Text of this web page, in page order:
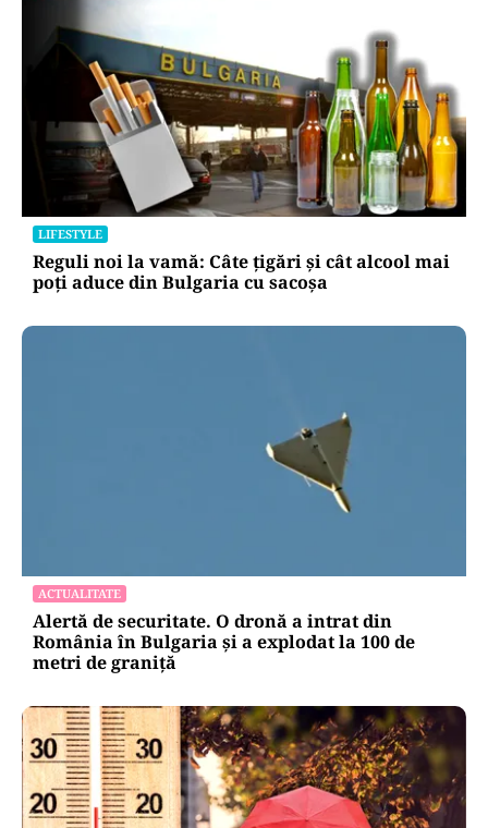
LIFESTYLE
Reguli noi la vamă: Câte țigări și cât alcool mai
poți aduce din Bulgaria cu sacoșa
ACTUALITATE
Alertă de securitate. O dronă a intrat din
România în Bulgaria şi a explodat la 100 de
metri de graniţă